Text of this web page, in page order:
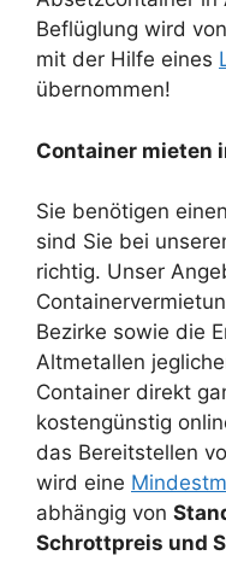
Beflüglung wird
mit der Hilfe eines
übernommen!
Container mieten
Sie benötigen
sind Sie bei
richtig. Unser
Bezirke sowie die
Altmetallen
Container direkt
kostengünstig
das Bereitstellen
wird eine
abhängig von
Schrottpreis und